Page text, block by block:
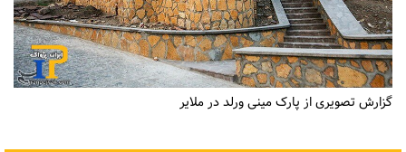
گزارش تصویری از پارک مینی ورلد در ملایر